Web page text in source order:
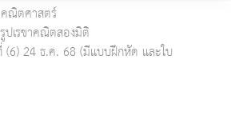
คณิตศาสตร์
เรขาคณิตสองมิติ
24 ธ.ค. 68 (มีแบบฝึกหัด และใบ